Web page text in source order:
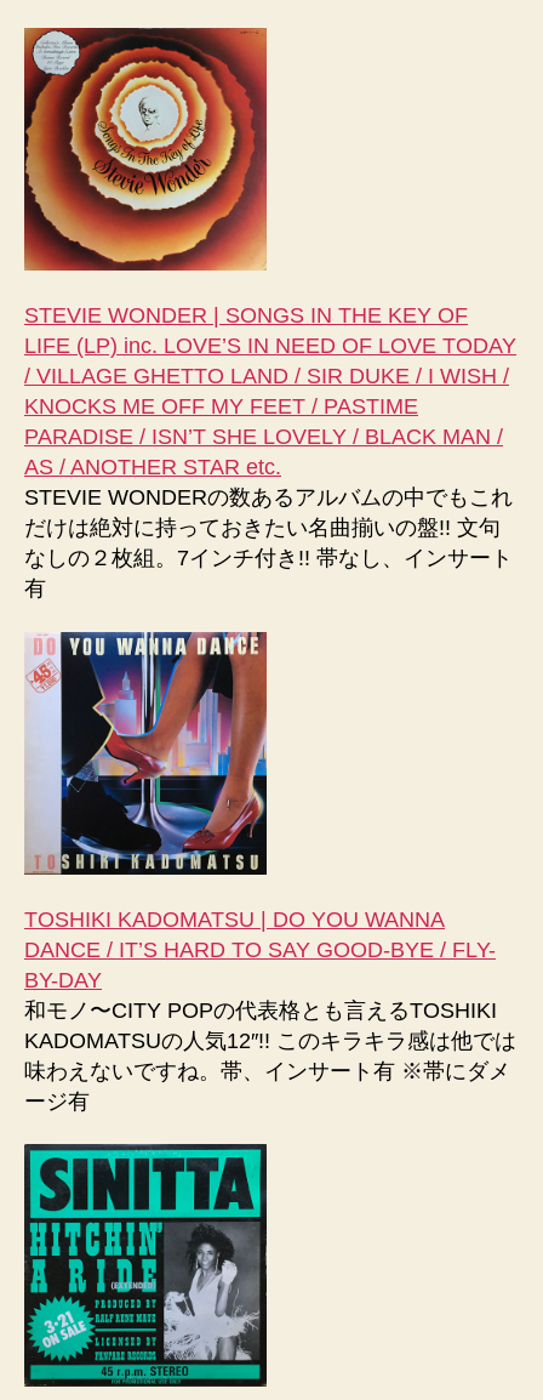
STEVIE WONDER | SONGS IN THE KEY OF
LIFE (LP) inc. LOVE’S IN NEED OF LOVE TODAY
/ VILLAGE GHETTO LAND / SIR DUKE / I WISH /
KNOCKS ME OFF MY FEET / PASTIME
PARADISE / ISN’T SHE LOVELY / BLACK MAN /
AS / ANOTHER STAR etc.
STEVIE WONDERの数あるアルバムの中でもこれ
だけは絶対に持っておきたい名曲揃いの盤!! 文句
なしの２枚組。7インチ付き!! 帯なし、インサート
有
TOSHIKI KADOMATSU | DO YOU WANNA
DANCE / IT’S HARD TO SAY GOOD-BYE / FLY-
BY-DAY
和モノ〜CITY POPの代表格とも言えるTOSHIKI
KADOMATSUの人気12″!! このキラキラ感は他では
味わえないですね。帯、インサート有 ※帯にダメ
ージ有